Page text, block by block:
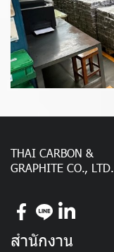
THAI CARBON &
GRAPHITE CO., LTD.
สำนักงาน